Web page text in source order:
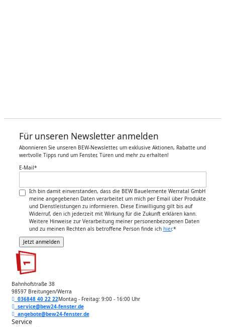
Für unseren Newsletter anmelden
Abonnieren Sie unseren BEW-Newsletter, um exklusive Aktionen, Rabatte und
wertvolle Tipps rund um Fenster, Türen und mehr zu erhalten!
E-Mail*
Ich bin damit einverstanden, dass die BEW Bauelemente Werratal GmbH
meine angegebenen Daten verarbeitet um mich per Email über Produkte
und Dienstleistungen zu informieren. Diese Einwilligung gilt bis auf
Widerruf, den ich jederzeit mit Wirkung für die Zukunft erklären kann.
Weitere Hinweise zur Verarbeitung meiner personenbezogenen Daten
und zu meinen Rechten als betroffene Person finde ich hier.*
Bahnhofstraße 38
98597 Breitungen/Werra
036848 40 22 22Montag - Freitag: 9:00 - 16:00 Uhr
service@bew24-fenster.de
angebote@bew24-fenster.de
Service